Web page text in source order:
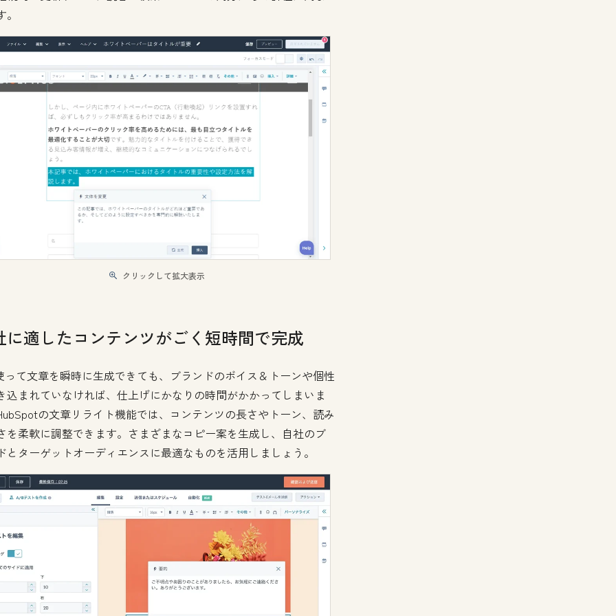
クリックして拡大表示
に適したコンテンツがごく短時間で完成
って文章を瞬時に生成できても、ブランドのボイス＆トーンや個性
込まれていなければ、仕上げにかなりの時間がかかってしまいま
の文章リライト機能では、コンテンツの長さやトーン、読み
を柔軟に調整できます。さまざまなコピー案を生成し、自社のブ
とターゲットオーディエンスに最適なものを活用しましょう。